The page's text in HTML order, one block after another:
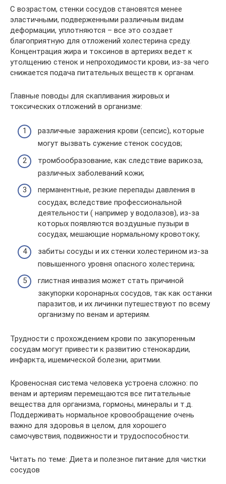
С возрастом, стенки сосудов становятся менее
эластичными, подверженными различным видам
деформации, уплотняются – все это создает
благоприятную для отложений холестерина среду.
Концентрация жира и токсинов в артериях ведет к
утолщению стенок и непроходимости крови, из-за чего
снижается подача питательных веществ к органам.
Главные поводы для скапливания жировых и
токсических отложений в организме:
различные заражения крови (сепсис), которые
могут вызвать сужение стенок сосудов;
тромбообразование, как следствие варикоза,
различных заболеваний кожи;
перманентные, резкие перепады давления в
сосудах, вследствие профессиональной
деятельности ( например у водолазов), из-за
которых появляются воздушные пузыри в
сосудах, мешающие нормальному кровотоку;
забиты сосуды и их стенки холестерином из-за
повышенного уровня опасного холестерина;
глистная инвазия может стать причиной
закупорки коронарных сосудов, так как останки
паразитов, и их личинки путешествуют по всему
организму по венам и артериям.
Трудности с прохождением крови по закупоренным
сосудам могут привести к развитию стенокардии,
инфаркта, ишемической болезни, аритмии.
Кровеносная система человека устроена сложно: по
венам и артериям перемещаются все питательные
вещества для организма, гормоны, минералы и т.д.
Поддерживать нормальное кровообращение очень
важно для здоровья в целом, для хорошего
самочувствия, подвижности и трудоспособности.
Читать по теме: Диета и полезное питание для чистки
сосудов